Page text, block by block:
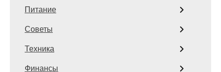
Питание
Советы
Техника
Финансы